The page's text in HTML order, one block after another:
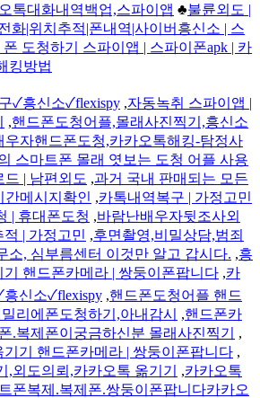
톡대화내역백업,스파이앱 ♣불륜외도 |
화|위치추적|폰내역|사이버흥신소 | 스
도청하기 스파이앱 | 스파이폰apk | 카
킹방법
✓흥신소✓flexispy ,자동녹취 스파이앱 |
,핸드폰도청어플,몰래사진찍기,흥신소
우자핸드폰도청,카카오톡해킹-탐정사
스마트폰 몰래 엿보는 도청 어플 사용
| 남편외도 ,과거 국내 판매되는 모든
간메시지확인 ,카톡내역복구 | 가정고민
| 휴대폰도청 ,바람난배우자뒷조사외
| 가정고민 ,후면촬영,비밀상담,범죄
소, 심부름센터 이것만 알고 갑시다. ,흥
핸드폰카메라 | 쌍둥이폰팝니다 ,카
신소✓flexispy ,핸드폰도청어플 핸드
리에폰도청하기,아내감시
,핸드폰카
.복제폰이궁금하신분 몰래사진찍기
,
기 핸드폰카메라 | 쌍둥이폰팝니다 ,
,외도의뢰,카카오톡 옮기기
,카카오톡
폰복제.복제폰.쌍둥이폰팝니다카카오